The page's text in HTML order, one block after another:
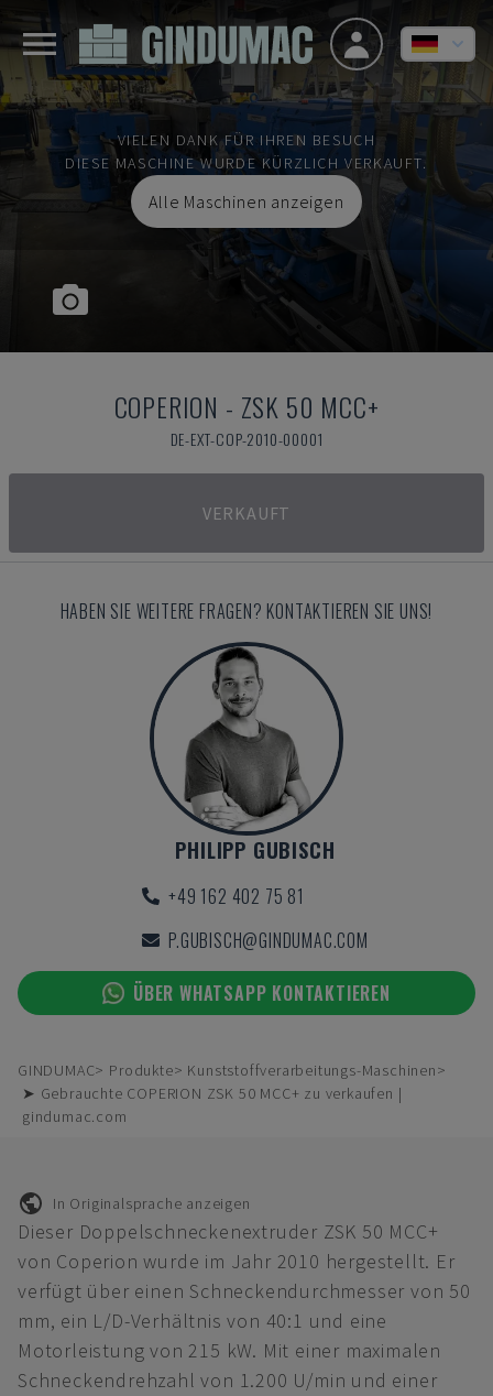
VIELEN DANK FÜR IHREN BESUCH
DIESE MASCHINE WURDE KÜRZLICH VERKAUFT.
Alle Maschinen anzeigen
COPERION - ZSK 50 MCC+
DE-EXT-COP-2010-00001
VERKAUFT
HABEN SIE WEITERE FRAGEN? KONTAKTIEREN SIE UNS!
PHILIPP GUBISCH
+49 162 402 75 81
P.GUBISCH@GINDUMAC.COM
ÜBER WHATSAPP KONTAKTIEREN
GINDUMAC Produkte
Kunststoffverarbeitungs-Maschinen
➤ Gebrauchte COPERION ZSK 50 MCC+ zu verkaufen |
gindumac.com
In Originalsprache anzeigen
Dieser Doppelschneckenextruder ZSK 50 MCC+
von Coperion wurde im Jahr 2010 hergestellt. Er
verfügt über einen Schneckendurchmesser von 50
mm, ein L/D-Verhältnis von 40:1 und eine
Motorleistung von 215 kW. Mit einer maximalen
Schneckendrehzahl von 1.200 U/min und einer